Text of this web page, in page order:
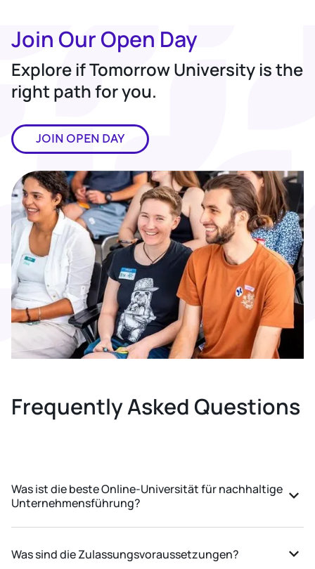
Join Our Open Day
Explore if Tomorrow University is the
right path for you.
JOIN OPEN DAY
Frequently Asked Questions
Was ist die beste Online-Universität für nachhaltige
Unternehmensführung?
nachhaltiges Unternehmensmanagement von
Was sind die Zulassungsvoraussetzungen?